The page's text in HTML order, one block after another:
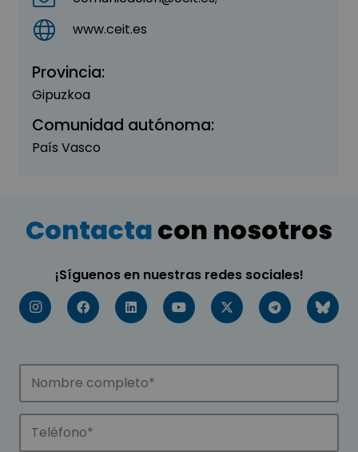
www.ceit.es
Provincia:
Gipuzkoa
Comunidad autónoma:
País Vasco
Contactacon nosotros
¡Síguenos en nuestras redes sociales!